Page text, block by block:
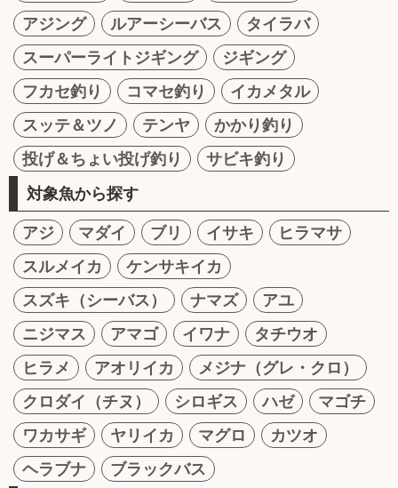
アジング ルアーシーバス
タイラバ
スーパーライトジギング
ジギング
フカセ釣り
コマセ釣り
イカメタル
スッテ＆ツノ
テンヤ
かかり釣り
投げ＆ちょい投げ釣り
サビキ釣り
対象魚から探す
アジ マダイ ブリ イサキ
ヒラマサ
スルメイカ
ケンサキイカ
スズキ（シーバス）
ナマズ
アユ
ニジマス
アマゴ イワナ
タチウオ
ヒラメ
アオリイカ
メジナ（グレ・クロ）
クロダイ（チヌ）
シロギス ハゼ
マゴチ
ワカサギ
ヤリイカ マグロ
カツオ
ヘラブナ
ブラックバス